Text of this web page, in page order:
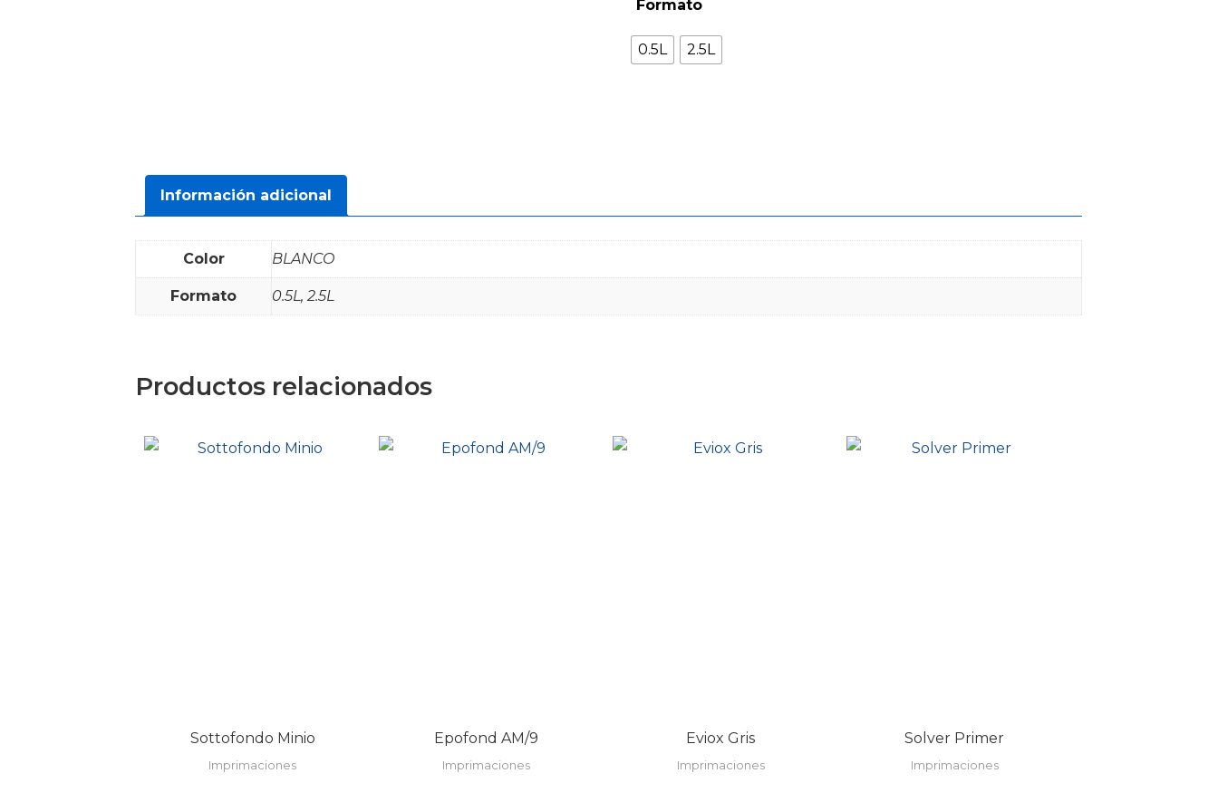
Formato
0.5L 2.5L
Información adicional
Color BLANCO
Formato 0.5L, 2.5L
Productos relacionados
Sottofondo Minio
Imprimaciones
Epofond AM/9
Imprimaciones
Eviox Gris
Imprimaciones
Solver Primer
Imprimaciones